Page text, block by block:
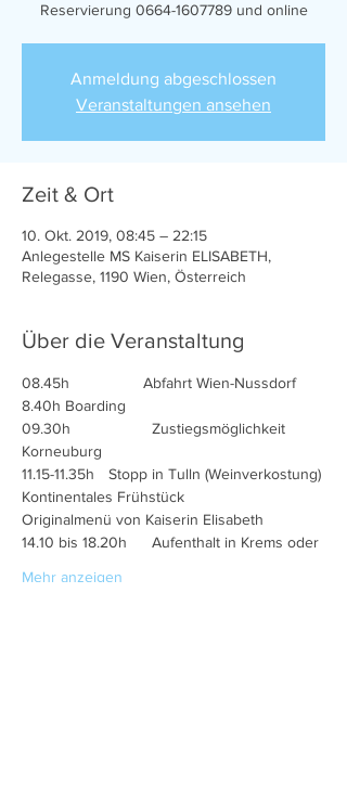
Reservierung 0664-1607789 und online
Anmeldung abgeschlossen
Veranstaltungen ansehen
Zeit & Ort
10. Okt. 2019, 08:45 – 22:15
Anlegestelle MS Kaiserin ELISABETH,
Relegasse, 1190 Wien, Österreich
Über die Veranstaltung
08.45h	        Abfahrt Wien-Nussdorf
09.30h  		Zustiegsmöglichkeit
Mehr anzeigen